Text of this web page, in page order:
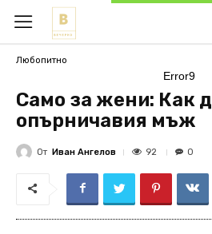
Любопитно
Error9
Само за жени: Как
опърничавия мъж
От Иван Ангелов 92 0